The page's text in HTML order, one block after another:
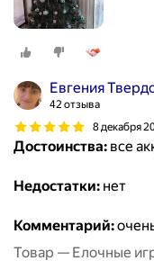
Евгения
42 отзыва
8 декабря
Достоинства: все
Недостатки: нет
Комментарий:
Товар — Елочные